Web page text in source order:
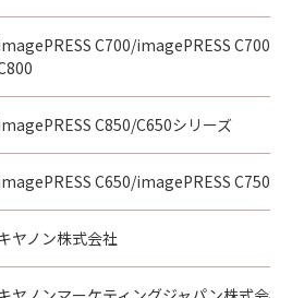
C700/imagePRESS C700L/
C850/C650シリーズ
C650/imagePRESS C750/
ヤノン株式会社